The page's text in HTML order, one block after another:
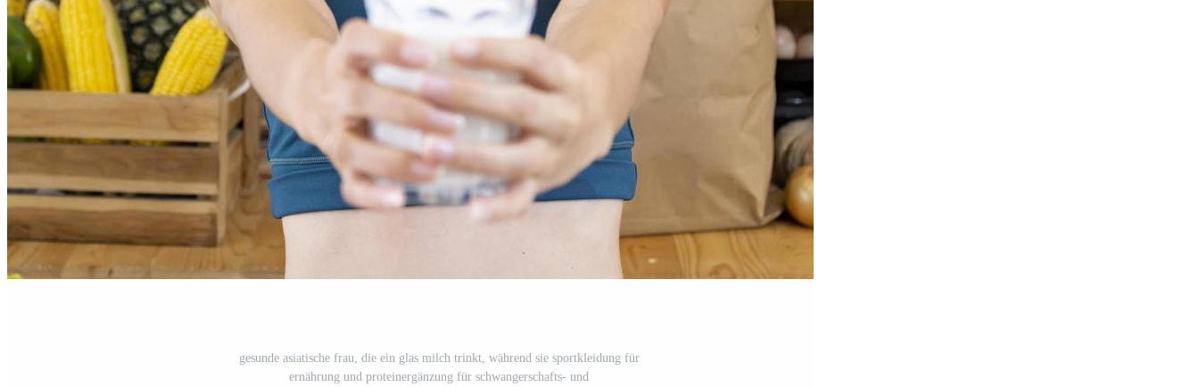
gesunde asiatische frau, die ein glas milch trinkt, während sie sportkleidung für
ernährung und proteinergänzung für schwangerschafts- und